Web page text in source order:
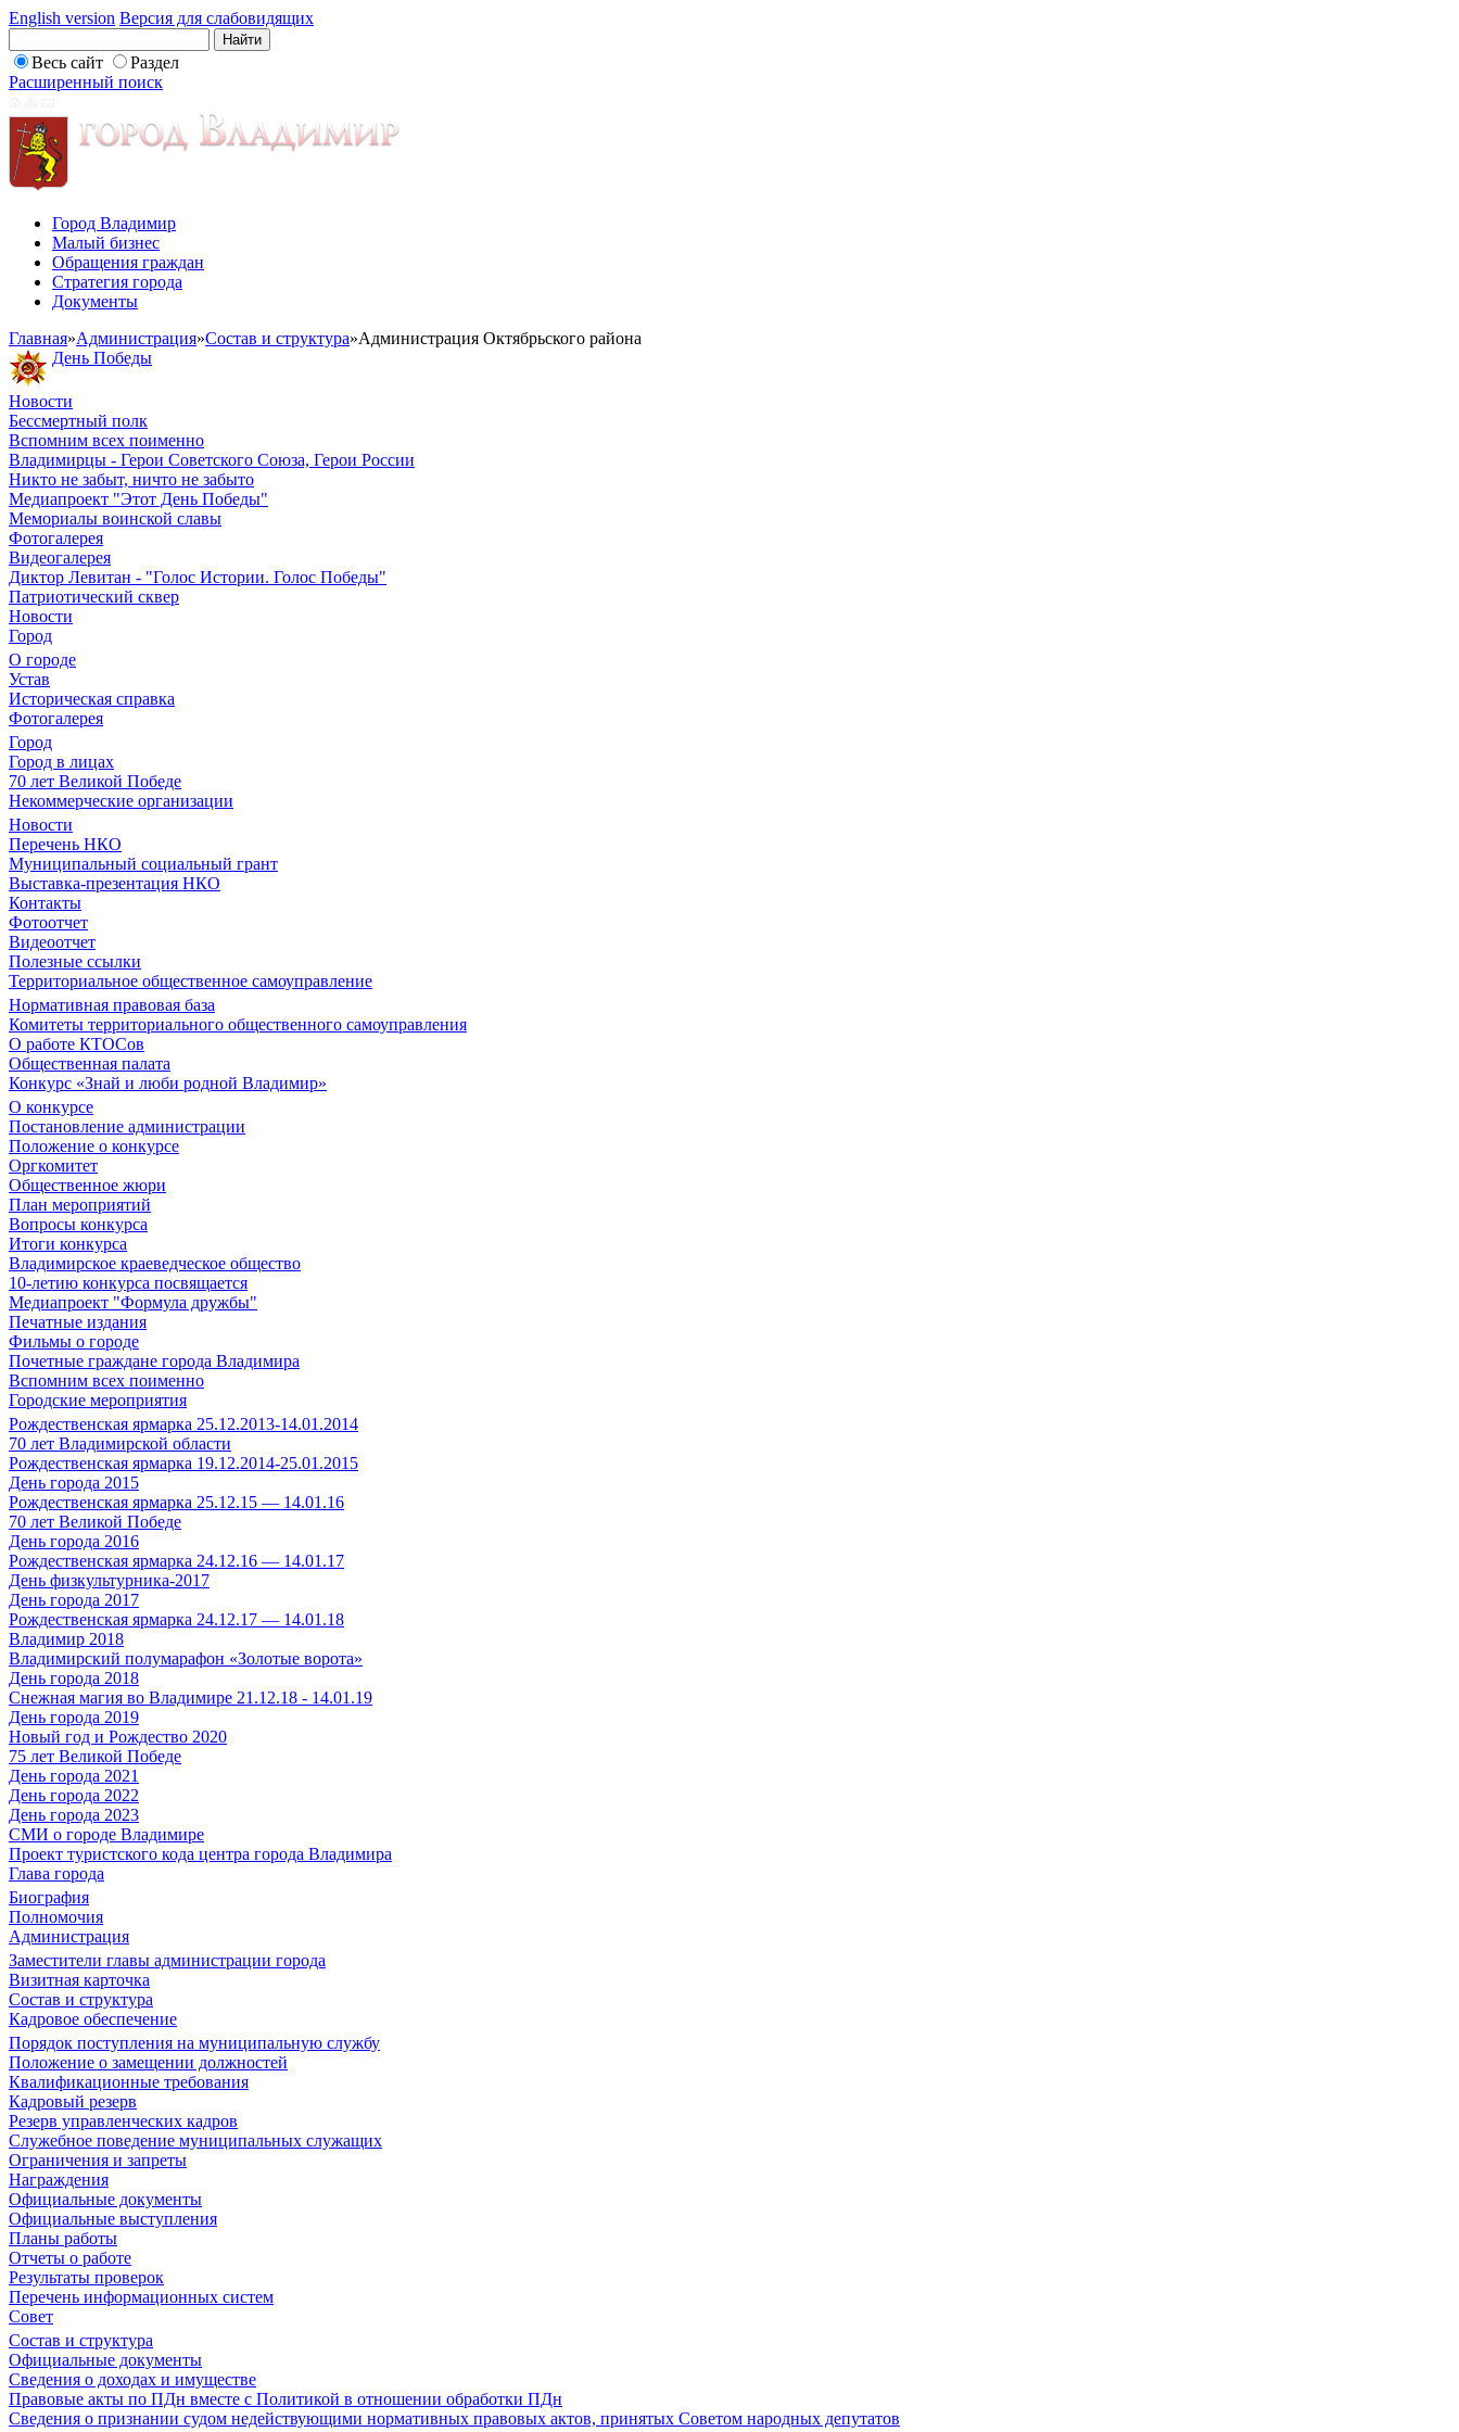
English version Версия для слабовидящих
Весь сайт
Раздел
Расширенный поиск
Город Владимир
Малый бизнес
Обращения граждан
Стратегия города
Документы
Главная»Администрация»Состав и структура»Администрация Октябрьского района
День Победы
Новости
Бессмертный полк
Вспомним всех поименно
Владимирцы - Герои Советского Союза, Герои России
Никто не забыт, ничто не забыто
Медиапроект "Этот День Победы"
Мемориалы воинской славы
Фотогалерея
Видеогалерея
Диктор Левитан - "Голос Истории. Голос Победы"
Патриотический сквер
Новости
Город
О городе
Устав
Историческая справка
Фотогалерея
Город
Город в лицах
70 лет Великой Победе
Некоммерческие организации
Новости
Перечень НКО
Муниципальный социальный грант
Выставка-презентация НКО
Контакты
Фотоотчет
Видеоотчет
Полезные ссылки
Территориальное общественное самоуправление
Нормативная правовая база
Комитеты территориального общественного самоуправления
О работе КТОСов
Общественная палата
Конкурс «Знай и люби родной Владимир»
О конкурсе
Постановление администрации
Положение о конкурсе
Оргкомитет
Общественное жюри
План мероприятий
Вопросы конкурса
Итоги конкурса
Владимирское краеведческое общество
10-летию конкурса посвящается
Медиапроект "Формула дружбы"
Печатные издания
Фильмы о городе
Почетные граждане города Владимира
Вспомним всех поименно
Городские мероприятия
Рождественская ярмарка 25.12.2013-14.01.2014
70 лет Владимирской области
Рождественская ярмарка 19.12.2014-25.01.2015
День города 2015
Рождественская ярмарка 25.12.15 — 14.01.16
70 лет Великой Победе
День города 2016
Рождественская ярмарка 24.12.16 — 14.01.17
День физкультурника-2017
День города 2017
Рождественская ярмарка 24.12.17 — 14.01.18
Владимир 2018
Владимирский полумарафон «Золотые ворота»
День города 2018
Снежная магия во Владимире 21.12.18 - 14.01.19
День города 2019
Новый год и Рождество 2020
75 лет Великой Победе
День города 2021
День города 2022
День города 2023
СМИ о городе Владимире
Проект туристского кода центра города Владимира
Глава города
Биография
Полномочия
Администрация
Заместители главы администрации города
Визитная карточка
Состав и структура
Кадровое обеспечение
Порядок поступления на муниципальную службу
Положение о замещении должностей
Квалификационные требования
Кадровый резерв
Резерв управленческих кадров
Служебное поведение муниципальных служащих
Ограничения и запреты
Награждения
Официальные документы
Официальные выступления
Планы работы
Отчеты о работе
Результаты проверок
Перечень информационных систем
Совет
Состав и структура
Официальные документы
Сведения о доходах и имуществе
Правовые акты по ПДн вместе с Политикой в отношении обработки ПДн
Сведения о признании судом недействующими нормативных правовых актов, принятых Советом народных депутатов